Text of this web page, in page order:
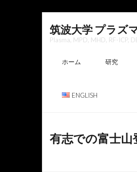
content
筑波大学 プラズ
Plasma, MPD, MHD, RF-ICP,
ホーム 研究
ENGLISH
有志での富士山